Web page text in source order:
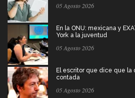
05 Agosto 2026
En la ONU: mexicana y
York a la juventud
05 Agosto 2026
El escritor que dice que
contada
05 Agosto 2026